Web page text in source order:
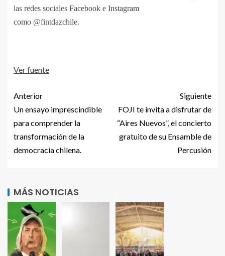
las redes sociales Facebook e Instagram
como @fintdazchile.
Ver fuente
Anterior
Un ensayo imprescindible
para comprender la
transformación de la
democracia chilena.
Siguiente
FOJI te invita a disfrutar de
“Aires Nuevos”, el concierto
gratuito de su Ensamble de
Percusión
MÁS NOTICIAS